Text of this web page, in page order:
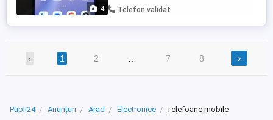
4 Telefon validat
‹ 1 2 7 8 ›
Publi24 Anunțuri Arad Electronice Telefoane mobile